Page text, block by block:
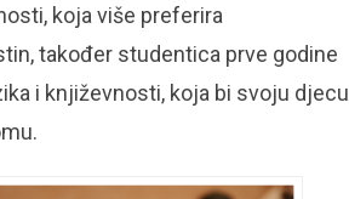
koja više preferira
također studentica prve godine
i književnosti, koja bi svoju djecu